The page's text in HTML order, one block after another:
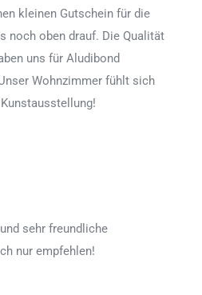
kleinen Gutschein für die
noch oben drauf. Die Qualität
uns für Aludibond
Wohnzimmer fühlt sich
sehr freundliche
nur empfehlen!